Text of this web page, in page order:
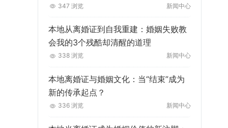
与关系的“无缝切换”？
347 浏览 新闻中心
本地从离婚证到自我重建：婚姻失败教
会我的3个残酷却清醒的道理
338 浏览 新闻中心
本地离婚证与婚姻文化：当“结束”成为
新的传承起点？
336 浏览 新闻中心